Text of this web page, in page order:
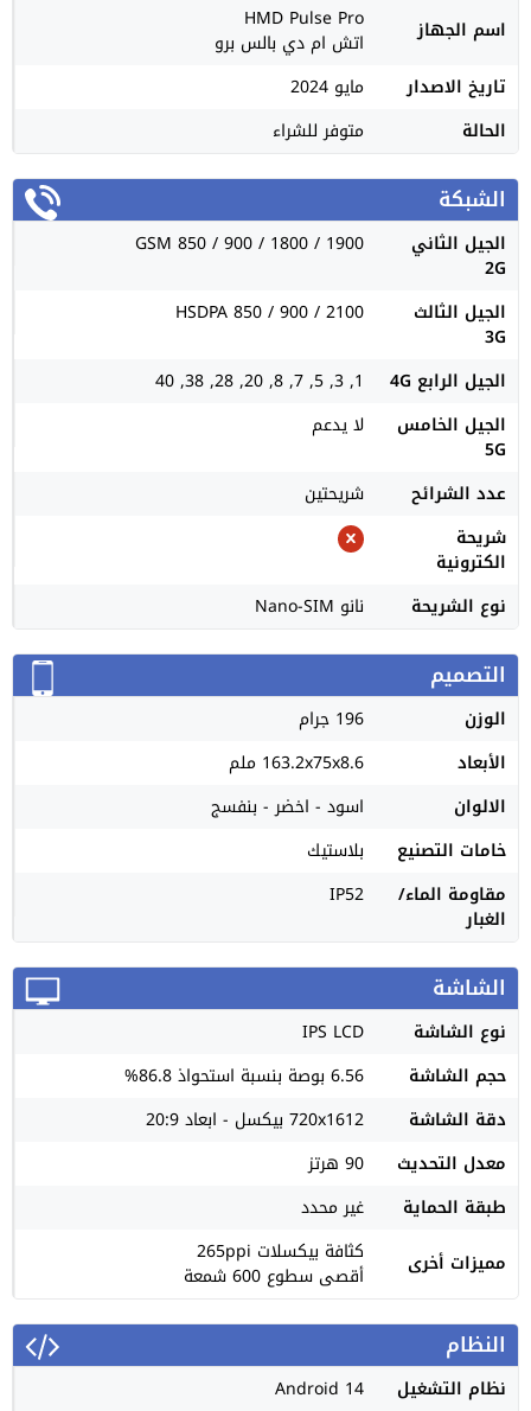
اسم الجهاز HMD Pulse Pro
اتش ام دي بالس برو
تاريخ الاصدار
مايو 2024
الحالة
متوفر للشراء
الشبكة
الجيل الثاني
2G
GSM 850 / 900 / 1800 / 1900
الجيل الثالث
3G
HSDPA 850 / 900 / 2100
الجيل الرابع 4G
1, 3, 5, 7, 8, 20, 28, 38, 40
الجيل الخامس
5G
لا يدعم
عدد الشرائح
شريحتين
شريحة
الكترونية
نوع الشريحة
نانو Nano-SIM
التصميم
الوزن
196 جرام
الأبعاد
163.2x75x8.6 ملم
الالوان
اسود - اخضر - بنفسج
خامات التصنيع
بلاستيك
مقاومة الماء/
الغبار
IP52
الشاشة
نوع الشاشة
IPS LCD
حجم الشاشة
6.56 بوصة بنسبة استحواذ 86.8%
دقة الشاشة
720x1612 بيكسل - ابعاد 20:9
معدل التحديث
90 هرتز
طبقة الحماية
غير محدد
مميزات أخرى
كثافة بيكسلات 265ppi
أقصى سطوع 600 شمعة
النظام
نظام التشغيل
Android 14